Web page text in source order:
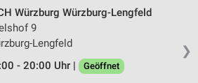
❯
Würzburg Würzburg-Lengfeld
9
Lengfeld
- 20:00 Uhr |
Geöffnet